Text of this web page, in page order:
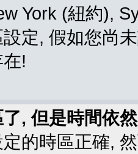
York (紐約),
定, 假如您尚
!
, 但是時間依
的時區正確,